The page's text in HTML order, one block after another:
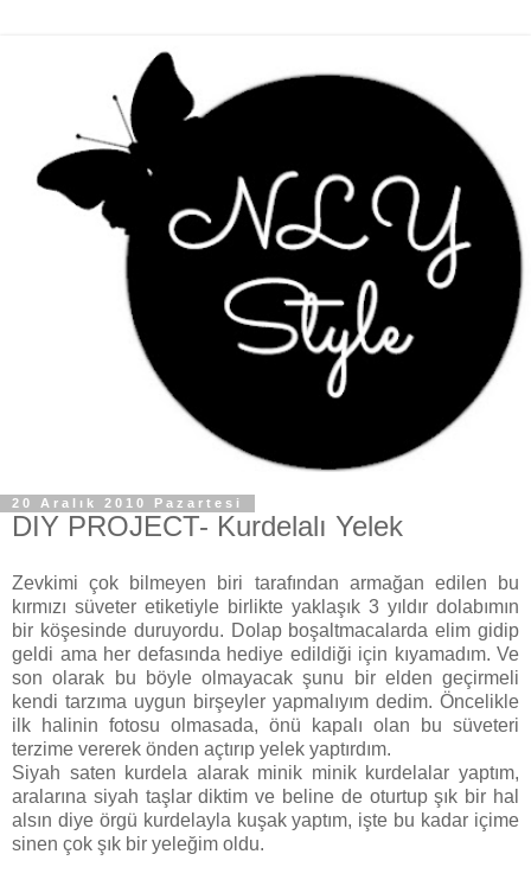
20 Aralık 2010 Pazartesi
DIY PROJECT- Kurdelalı Yelek
Zevkimi çok bilmeyen biri tarafından armağan edilen bu
kırmızı süveter etiketiyle birlikte yaklaşık 3 yıldır dolabımın
bir köşesinde duruyordu. Dolap boşaltmacalarda elim gidip
geldi ama her defasında hediye edildiği için kıyamadım. Ve
son olarak bu böyle olmayacak şunu bir elden geçirmeli
kendi tarzıma uygun birşeyler yapmalıyım dedim. Öncelikle
ilk halinin fotosu olmasada, önü kapalı olan bu süveteri
terzime vererek önden açtırıp yelek yaptırdım.
Siyah saten kurdela alarak minik minik kurdelalar yaptım,
aralarına siyah taşlar diktim ve beline de oturtup şık bir hal
alsın diye örgü kurdelayla kuşak yaptım, işte bu kadar içime
sinen çok şık bir yeleğim oldu.